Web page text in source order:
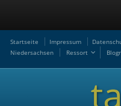
Startseite Impressum
Niedersachsen
Ressort